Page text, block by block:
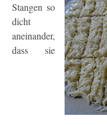
Stangen so
dicht
aneinander,
dass sie